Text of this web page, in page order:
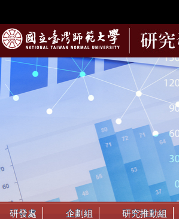
研發處 企劃組 研究推動組